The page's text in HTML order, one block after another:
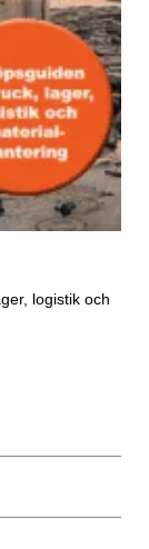
logistik och